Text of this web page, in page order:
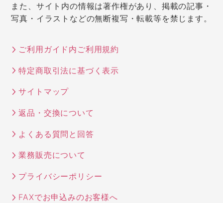
また、サイト内の情報は著作権があり、掲載の記事・
写真・イラストなどの無断複写・転載等を禁じます。
ご利用ガイド内ご利用規約
特定商取引法に基づく表示
サイトマップ
返品・交換について
よくある質問と回答
業務販売について
プライバシーポリシー
FAXでお申込みのお客様へ